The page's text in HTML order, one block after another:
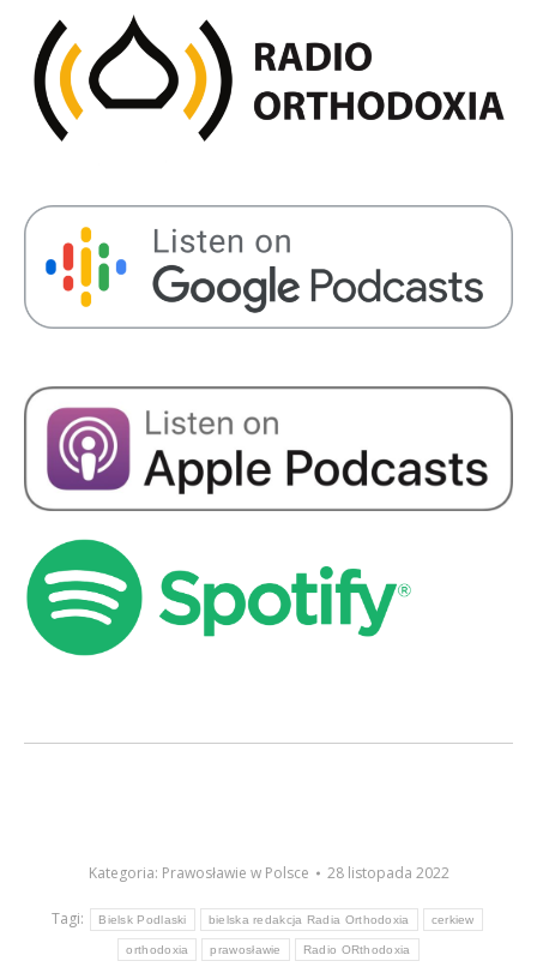
RSS FEED
SHARE
LINK
EMBED
Kategoria: Prawosławie w Polsce 28 listopada 2022
Tagi: Bielsk Podlaski bielska redakcja Radia Orthodoxia cerkiew
orthodoxia prawosławie Radio ORthodoxia